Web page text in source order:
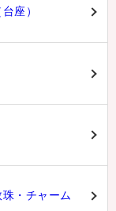
座）
・チャーム